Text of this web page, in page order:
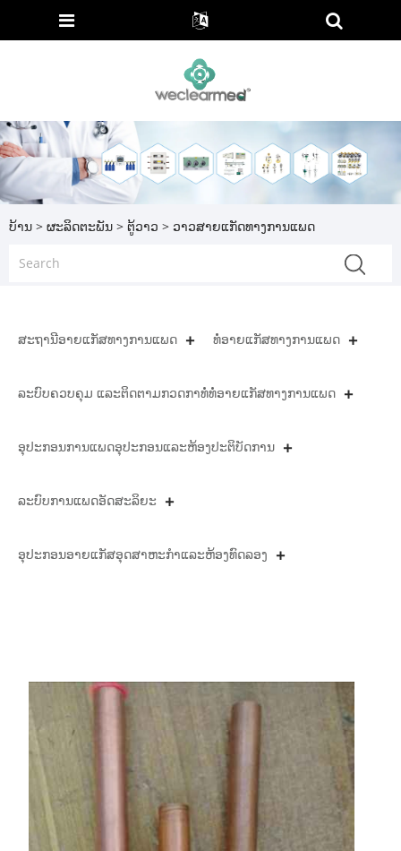
ບ້ານ > ຜະລິດຕະພັນ > ຕູ້ວາວ > ວາວສາຍແກັດທາງການແພດ
ສະຖານີອາຍແກັສທາງການແພດ ທໍ່ອາຍແກັສທາງການແພດ
ລະບົບຄວບຄຸມ ແລະຕິດຕາມກວດກາທໍ່ທໍ່ອາຍແກັສທາງການແພດ
ອຸ​ປະ​ກອນ​ການ​ແພດ​ອຸ​ປະ​ກອນ​ແລະ​ຫ້ອງ​ປະ​ຕິ​ບັດ​ການ​
ລະບົບການແພດອັດສະລິຍະ
ອຸປະກອນອາຍແກັສອຸດສາຫະກໍາແລະຫ້ອງທົດລອງ